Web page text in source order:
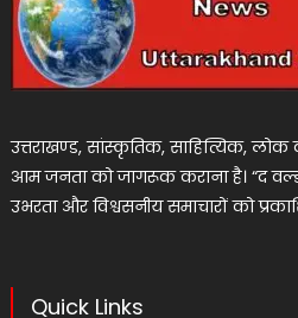
उत्तराखण्ड, सांस्कृतिक, साहित्यिक,
आम जनता को जागरूक कराना है। “द वर्ल्ड
उभरता और विश्वसनीय समाचारों को
Quick Links